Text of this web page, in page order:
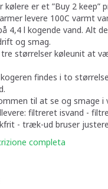
kølere er et ”Buy 2
levere 100C varmt
4,4 l kogende vand. Alt
og smag.
størrelser køleunit at
findes i to
til at se og smage i
filtreret isvand -
- træk-ud bruser
completa